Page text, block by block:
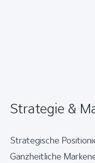
Strategie &
Strategische
Ganzheitliche